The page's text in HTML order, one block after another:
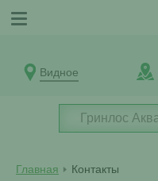
Видное
Главная Контакты